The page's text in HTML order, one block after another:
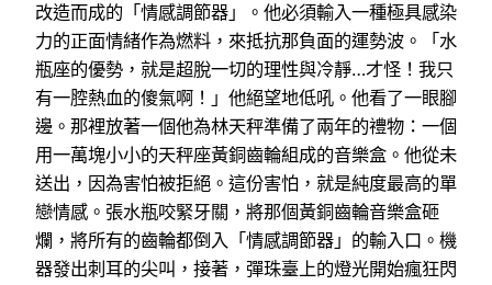
改造而成的「情感調節器」。他必須輸入一種極具感染
力的正面情緒作為燃料，來抵抗那負面的運勢波。「水
瓶座的優勢，就是超脫一切的理性與冷靜…才怪！我只
有一腔熱血的傻氣啊！」他絕望地低吼。他看了一眼腳
邊。那裡放著一個他為林天秤準備了兩年的禮物：一個
用一萬塊小小的天秤座黃銅齒輪組成的音樂盒。他從未
送出，因為害怕被拒絕。這份害怕，就是純度最高的單
戀情感。張水瓶咬緊牙關，將那個黃銅齒輪音樂盒砸
爛，將所有的齒輪都倒入「情感調節器」的輸入口。機
器發出刺耳的尖叫，接著，彈珠臺上的燈光開始瘋狂閃